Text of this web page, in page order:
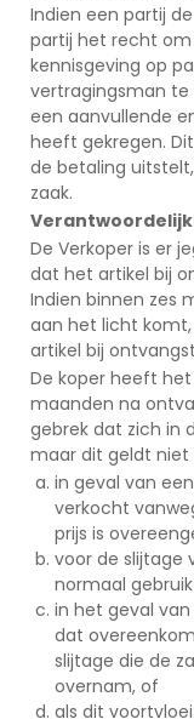
Indien een partij
partij het recht
kennisgeving op
vertragingsman te
een aanvullende
heeft gekregen.
de betaling
zaak.
De Verkoper is er
dat het artikel bij
Indien binnen zes
aan het licht
artikel bij
De koper heeft
maanden na
gebrek dat zich in
maar dit geldt niet
in geval van
verkocht
prijs is
voor de slijtage
normaal
in het geval
dat
slijtage die de
overnam, of
als dit